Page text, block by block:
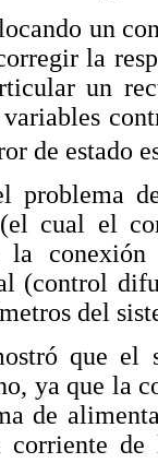
un
la
un
de estado
problema
cual el
la
(control
del
que el
ya que la
de
de